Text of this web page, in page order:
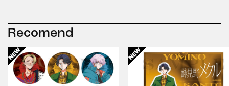
Recomend